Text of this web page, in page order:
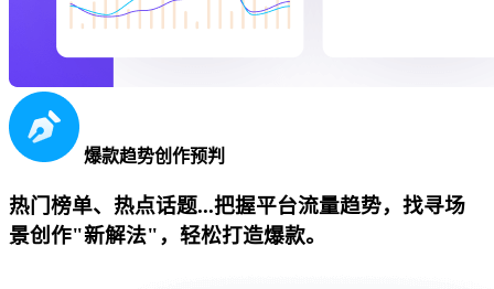
爆款趋势创作预判
热门榜单、热点话题...把握平台流量趋势，找寻场
景创作"新解法"，轻松打造爆款。